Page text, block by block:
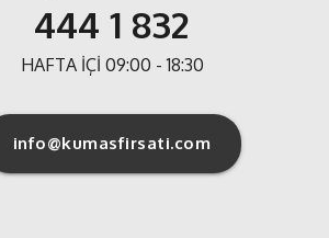
444 1 832
HAFTA İÇİ 09:00 - 18:30
info@kumasfirsati.com